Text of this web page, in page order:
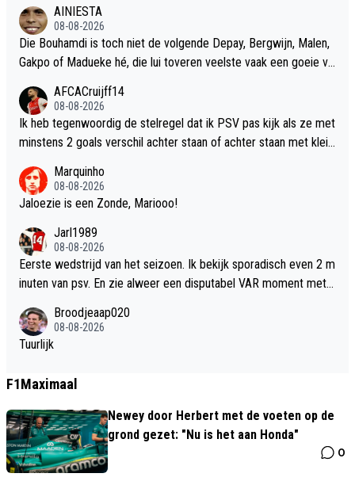
AINIESTA
08-08-2026
Die Bouhamdi is toch niet de volgende Depay, Bergwijn, Malen,
Gakpo of Madueke hé, die lui toveren veelste vaak een goeie vl
AFCACruijff14
08-08-2026
Ik heb tegenwoordig de stelregel dat ik PSV pas kijk als ze met
minstens 2 goals verschil achter staan of achter staan met klein
Beter voor mijn humeur. Vanavond winnen ze ook gewoon nog
wel.
Marquinho
08-08-2026
Jaloezie is een Zonde, Mariooo!
Jarl1989
08-08-2026
Eerste wedstrijd van het seizoen. Ik bekijk sporadisch even 2 m
inuten van psv. En zie alweer een disputabel VAR moment met d
cht wat een fucking graf club is het.
Broodjeaap020
08-08-2026
Tuurlijk
F1Maximaal
Newey door Herbert met de voeten op de
grond gezet: "Nu is het aan Honda"
0